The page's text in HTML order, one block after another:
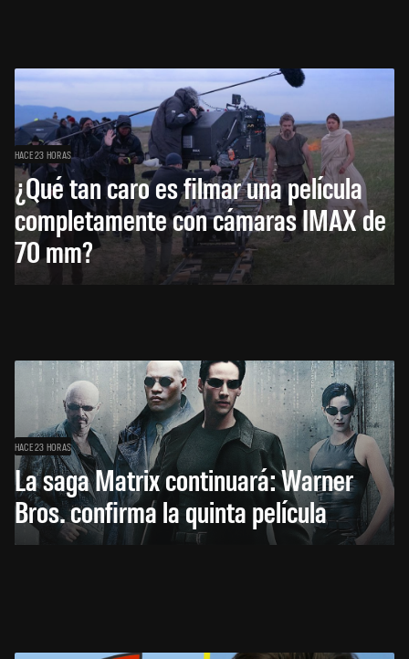
HACE 23 HORAS
¿Qué tan caro es filmar una película
completamente con cámaras IMAX de
70 mm?
HACE 23 HORAS
La saga Matrix continuará: Warner
Bros. confirma la quinta película